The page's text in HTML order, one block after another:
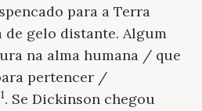
para a Terra
gelo distante. Algum
na alma humana / que
pertencer /
1. Se Dickinson chegou